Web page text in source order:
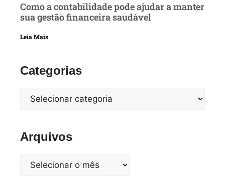
Como a contabilidade pode ajudar a manter
sua gestão financeira saudável
Leia Mais
Categorias
Arquivos